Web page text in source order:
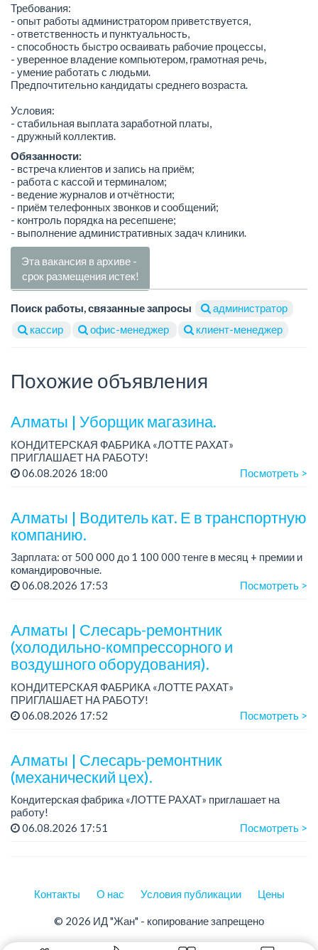
Требования:
- опыт работы администратором приветствуется,
- ответственность и пунктуальность,
- способность быстро осваивать рабочие процессы,
- уверенное владение компьютером, грамотная речь,
- умение работать с людьми.
Предпочтительно кандидаты среднего возраста.
Условия:
- стабильная выплата заработной платы,
- дружный коллектив.
Обязанности:
- встреча клиентов и запись на приём;
- работа с кассой и терминалом;
- ведение журналов и отчётности;
- приём телефонных звонков и сообщений;
- контроль порядка на ресепшене;
- выполнение административных задач клиники.
Эта вакансия в архиве -
срок размещения истек!
Поиск работы, связанные запросы
администратор
кассир
офис-менеджер клиент-менеджер
Похожие объявления
Алматы | Уборщик магазина.
КОНДИТЕРСКАЯ ФАБРИКА «ЛОТТЕ РАХАТ»
ПРИГЛАШАЕТ НА РАБОТУ!
График работы: сменный.
06.08.2026 18:00 Посмотреть >
Алматы | Водитель кат. Е в транспортную
компанию.
Зарплата: от 500 000 до 1 100 000 тенге в месяц + премии и
командировочные.
Условия: постоянная занятость, бонусы и премии за
качественную работу, комфортные условия, современный
06.08.2026 17:53 Посмотреть >
Алматы | Слесарь-ремонтник
(холодильно-компрессорного и
воздушного оборудования).
КОНДИТЕРСКАЯ ФАБРИКА «ЛОТТЕ РАХАТ»
ПРИГЛАШАЕТ НА РАБОТУ!
График работы: сменный.
06.08.2026 17:52 Посмотреть >
Алматы | Слесарь-ремонтник
(механический цех).
Кондитерская фабрика «ЛОТТЕ РАХАТ» приглашает на
работу!
График работы: сменный.
06.08.2026 17:51 Посмотреть >
Контакты О нас Условия публикации Цены
© 2026 ИД "Жан" - копирование запрещено